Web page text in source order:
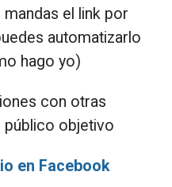
mandas el link por
automatizarlo
hago yo)
con otras
público objetivo
en Facebook